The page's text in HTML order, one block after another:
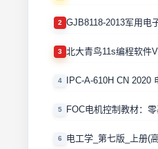
2 GJB8118-2013军用电
3 北大青鸟11s编程软件
4 IPC-A-610H CN 2020
5 FOC电机控制教材：
6 电工学_第七版_上册(